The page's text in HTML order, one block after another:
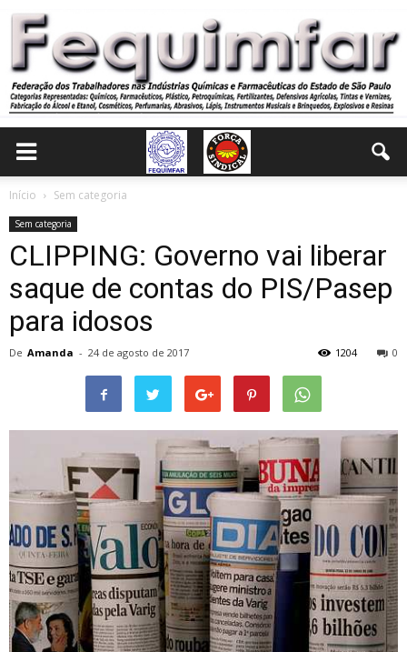
Início Sem categoria
Sem categoria
CLIPPING: Governo vai liberar
saque de contas do PIS/Pasep
para idosos
De Amanda - 24 de agosto de 2017 0
1204